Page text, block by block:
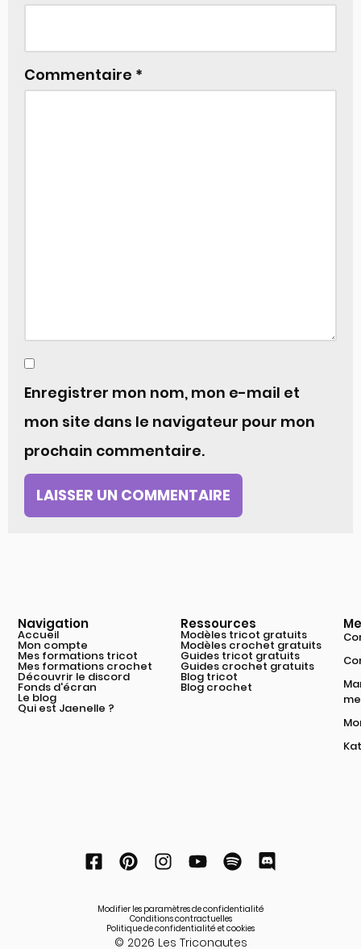
Commentaire *
Enregistrer mon nom, mon e-mail et
mon site dans le navigateur pour mon
prochain commentaire.
Navigation
Accueil
Mon compte
Mes formations tricot
Mes formations crochet
Découvrir le discord
Fonds d'écran
Le blog
Qui est Jaenelle ?
Ressources
Modèles tricot gratuits
Modèles crochet gratuits
Guides tricot gratuits
Guides crochet gratuits
Blog tricot
Blog crochet
© 2026 Les Triconautes
Politique de confidentialité et cookies
Conditions contractuelles
Modifier les paramètres de confidentialité